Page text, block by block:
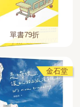
單書79折
金石堂